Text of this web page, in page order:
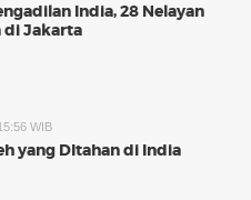
India, 28 Nelayan
di Jakarta
WIB
yang DItahan di India